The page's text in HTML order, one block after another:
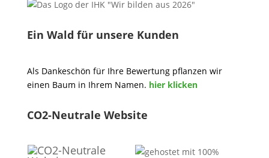
Ein Wald für unsere Kunden
Als Dankeschön für Ihre Bewertung pflanzen wir
einen Baum in Ihrem Namen. hier klicken
CO2-Neutrale Website